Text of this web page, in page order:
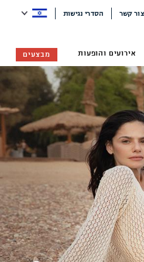
צור קשר הסדרי נגישות
אירועים והופעות מבצעים